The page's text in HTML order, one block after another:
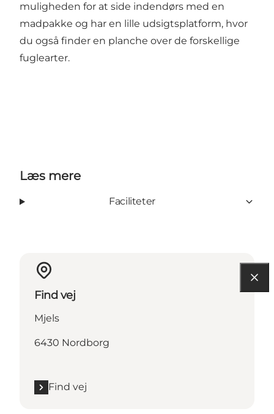
muligheden for at side indendørs med en
madpakke og har en lille udsigtsplatform, hvor
du også finder en planche over de forskellige
fuglearter.
Læs mere
Faciliteter
Find vej
Mjels
6430 Nordborg
Find vej